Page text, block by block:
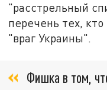
"расстрельный
перечень тех,
"враг Украины".
Фишка в том,